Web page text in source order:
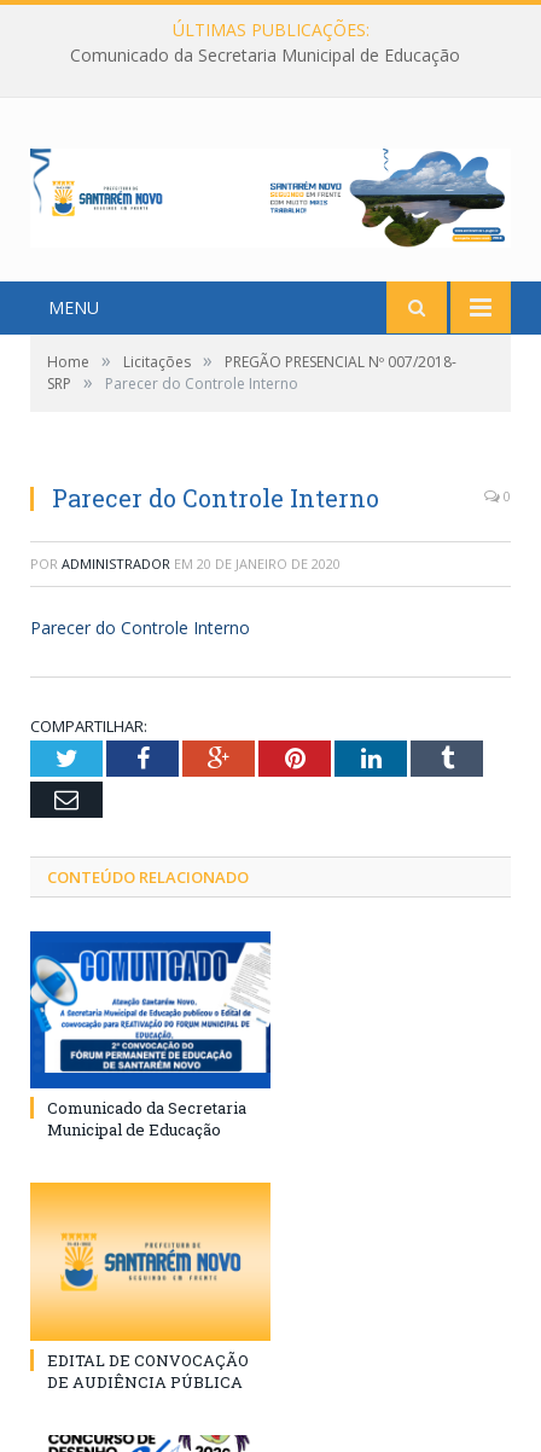
ÚLTIMAS PUBLICAÇÕES:
Comunicado da Secretaria Municipal de Educação
MENU
Home » Licitações »
PREGÃO PRESENCIAL Nº 007/2018-
SRP
» Parecer do Controle Interno
Parecer do Controle Interno 0
POR ADMINISTRADOR EM 20 DE JANEIRO DE 2020
Parecer do Controle Interno
COMPARTILHAR:
TwitterFacebookGoogle+PinterestLinkedInTumblr
Email
CONTEÚDO RELACIONADO
Comunicado da Secretaria
Municipal de Educação
EDITAL DE CONVOCAÇÃO
DE AUDIÊNCIA PÚBLICA